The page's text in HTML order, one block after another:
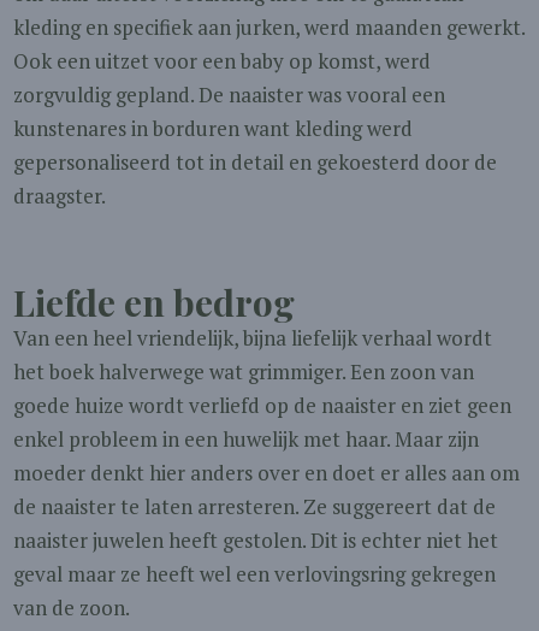
kleding en specifiek aan jurken, werd maanden gewerkt.
Ook een uitzet voor een baby op komst, werd
zorgvuldig gepland. De naaister was vooral een
kunstenares in borduren want kleding werd
gepersonaliseerd tot in detail en gekoesterd door de
draagster.
Liefde en bedrog
Van een heel vriendelijk, bijna liefelijk verhaal wordt
het boek halverwege wat grimmiger. Een zoon van
goede huize wordt verliefd op de naaister en ziet geen
enkel probleem in een huwelijk met haar. Maar zijn
moeder denkt hier anders over en doet er alles aan om
de naaister te laten arresteren. Ze suggereert dat de
naaister juwelen heeft gestolen. Dit is echter niet het
geval maar ze heeft wel een verlovingsring gekregen
van de zoon.